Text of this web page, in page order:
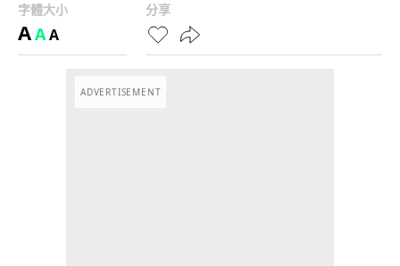
字體大小
AAA
分享
ADVERTISEMENT